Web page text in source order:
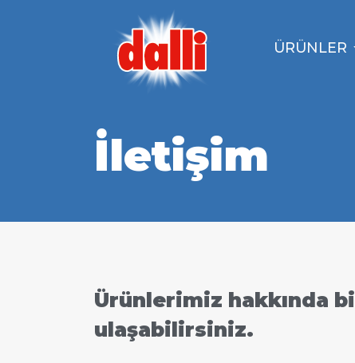
ÜRÜNLER
İletişim
Ürünlerimiz hakkında
ulaşabilirsiniz.